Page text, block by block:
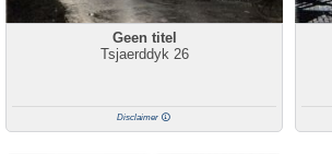
Geen titel
Tsjaerddyk 26
Disclaimer